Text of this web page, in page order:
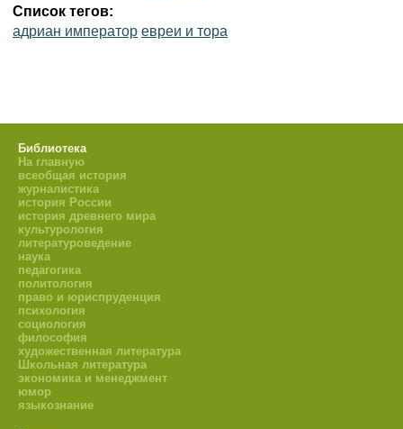
Список тегов:
адриан император евреи и тора
Библиотека
На главную
всеобщая история
журналистика
история России
история древнего мира
культурология
литературоведение
наука
педагогика
политология
право и юриспруденция
психология
социология
философия
художественная литература
Школьная литература
экономика и менеджмент
юмор
языкознание